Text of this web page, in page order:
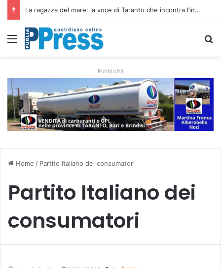
Siccità e caro gasolio colpiscono le campagne pugliesi: irrigare costa il 50,6% in più
Menu
Pubblicità
Home / Partito Italiano dei consumatori
Partito Italiano dei
consumatori